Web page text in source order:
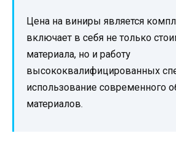
Цена на виниры является
включает в себя не только
материала, но и работу
высококвалифицированных
использование современного
материалов.